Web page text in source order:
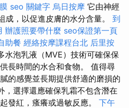
seo 關鍵字 烏日按摩 它由神經
成，以促進皮膚的水分含量。 到
辦護照要帶什麼 seo保證第一頁
助餐 經絡按摩課程台北 后里按
水泡乳液（MVE）技術可確保保
長時間的水合和食物。 值得尋
的感覺並長期提供舒適的磨損的
，選擇還應確保乳霜不包含潛在
發紅，瘙癢或過敏反應。 下午